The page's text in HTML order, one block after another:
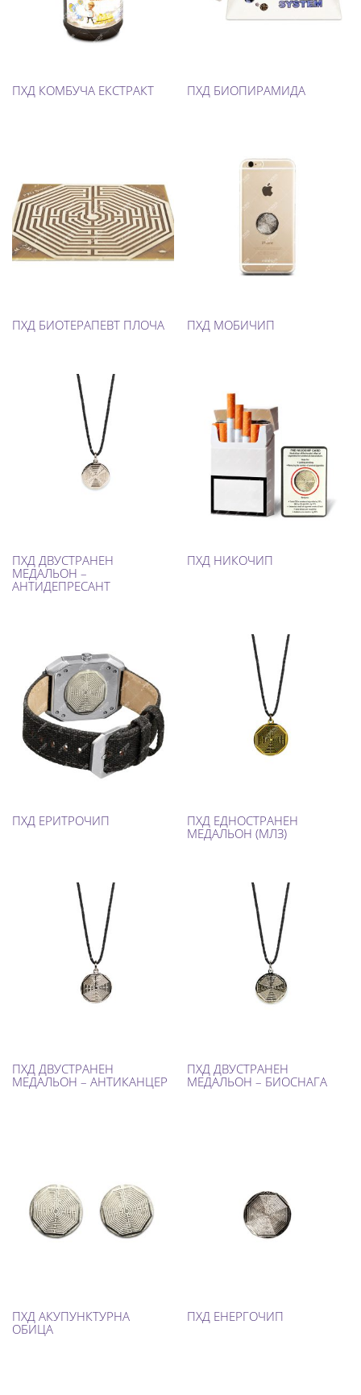
ПХД КОМБУЧА ЕКСТРАКТ ПХД БИОПИРАМИДА
ПХД БИОТЕРАПЕВТ ПЛОЧА ПХД МОБИЧИП
ПХД ДВУСТРАНЕН
МЕДАЛЬОН –
АНТИДЕПРЕСАНТ
ПХД НИКОЧИП
ПХД ЕРИТРОЧИП
ПХД ЕДНОСТРАНЕН
МЕДАЛЬОН (МЛЗ)
ПХД ДВУСТРАНЕН
МЕДАЛЬОН – АНТИКАНЦЕР
ПХД ДВУСТРАНЕН
МЕДАЛЬОН – БИОСНАГА
ПХД АКУПУНКТУРНА
ОБИЦА
ПХД ЕНЕРГОЧИП